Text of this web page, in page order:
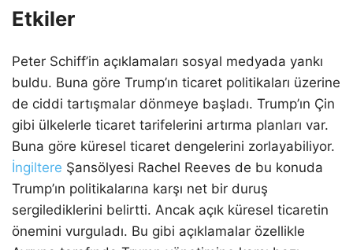
Etkiler
Peter Schiff’in açıklamaları sosyal medyada yankı
buldu. Buna göre Trump’ın ticaret politikaları üzerine
de ciddi tartışmalar dönmeye başladı. Trump’ın Çin
gibi ülkelerle ticaret tarifelerini artırma planları var.
Buna göre küresel ticaret dengelerini zorlayabiliyor.
İngiltere Şansölyesi Rachel Reeves de bu konuda
Trump’ın politikalarına karşı net bir duruş
sergilediklerini belirtti. Ancak açık küresel ticaretin
önemini vurguladı. Bu gibi açıklamalar özellikle